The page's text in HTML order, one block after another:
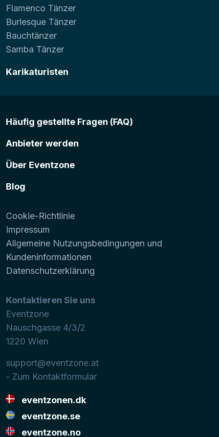
Flamenco Tänzer
Burlesque Tänzer
Bauchtänzer
Samba Tänzer
Karikaturisten
Häufig gestellte Fragen (FAQ)
Anbieter werden
Über Eventzone
Blog
Cookie-Richtlinie
Impressum
Allgemeine Nutzungsbedingungen und
Kundeninformationen
Datenschutzerklärung
Kontaktieren Sie uns
Eventzone
Nauschgasse 4/3/2
1220 Wien
support@eventzone.at
- Zum Kontaktformular
eventzonen.dk
eventzone.se
eventzone.no